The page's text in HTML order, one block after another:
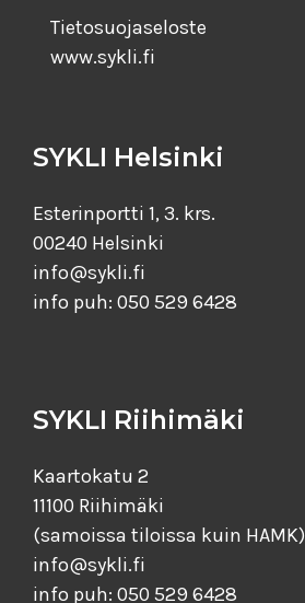
Tietosuojaseloste
www.sykli.fi
SYKLI Helsinki
Esterinportti 1, 3. krs.
00240 Helsinki
info@sykli.fi
info puh: 050 529 6428
SYKLI Riihimäki
Kaartokatu 2
11100 Riihimäki
(samoissa tiloissa kuin HAMK)
info@sykli.fi
info puh: 050 529 6428